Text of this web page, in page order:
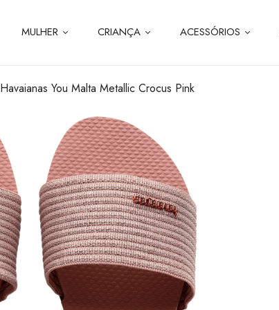
MULHER CRIANÇA ACESSÓRIOS
Havaianas You Malta Metallic Crocus Pink